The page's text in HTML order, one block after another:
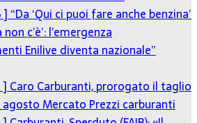
]“Da ‘Qui ci puoi fare anche benzina’
c’è’: l’emergenza
Enilive diventa nazionale”
]Caro Carburanti, prorogato il taglio
agostoMercato Prezzi carburanti